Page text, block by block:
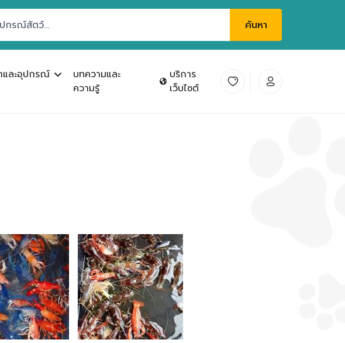
ค้นหา
และอุปกรณ์
บทความและ
ความรู้
บริการ
เว็บไซต์